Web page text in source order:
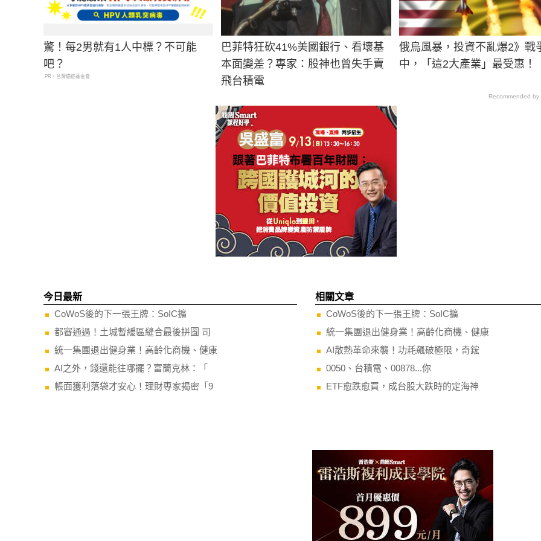
驚！每2男就有1人中標？不可能
吧？
PR・台灣癌症基金會
巴菲特狂砍41%美國銀行、看壞基
本面變差？專家：股神也曾失手賣
飛台積電
俄烏風暴，投資不亂爆2》戰
中，「這2大產業」最受惠！
Recommended by
今日最新
CoWoS後的下一張王牌：SoIC擴
都審通過！土城暫緩區縫合最後拼圖 司
統一集團退出健身業！高齡化商機、健康
AI之外，錢還能往哪擺？富蘭克林：「
帳面獲利落袋才安心！理財專家揭密「9
相關文章
CoWoS後的下一張王牌：SoIC擴
統一集團退出健身業！高齡化商機、健康
AI散熱革命來襲！功耗飆破極限，奇鋐
0050、台積電、00878...你
ETF愈跌愈買，成台股大跌時的定海神